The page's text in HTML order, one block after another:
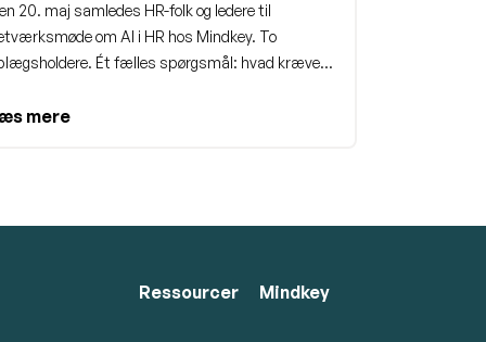
20. maj samledes HR-folk og ledere til
om AI i HR hos Mindkey. To
Ét fælles spørgsmål: hvad kræver
Her er kort de vigtigste pointer fra dagen - og en
mere
Ressourcer Mindkey